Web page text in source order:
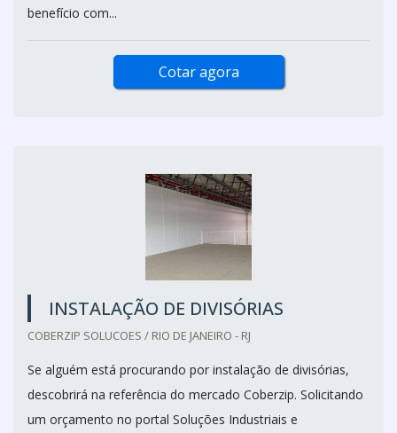
benefício com...
Cotar agora
INSTALAÇÃO DE DIVISÓRIAS
COBERZIP SOLUCOES / RIO DE JANEIRO - RJ
Se alguém está procurando por instalação de divisórias,
descobrirá na referência do mercado Coberzip. Solicitando
um orçamento no portal Soluções Industriais e